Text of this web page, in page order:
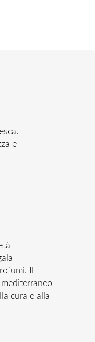
e
Il
cura e alla